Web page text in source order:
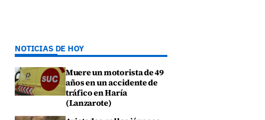
NOTICIAS DE HOY
Muere un motorista de 49
años en un accidente de
tráfico en Haría
(Lanzarote)